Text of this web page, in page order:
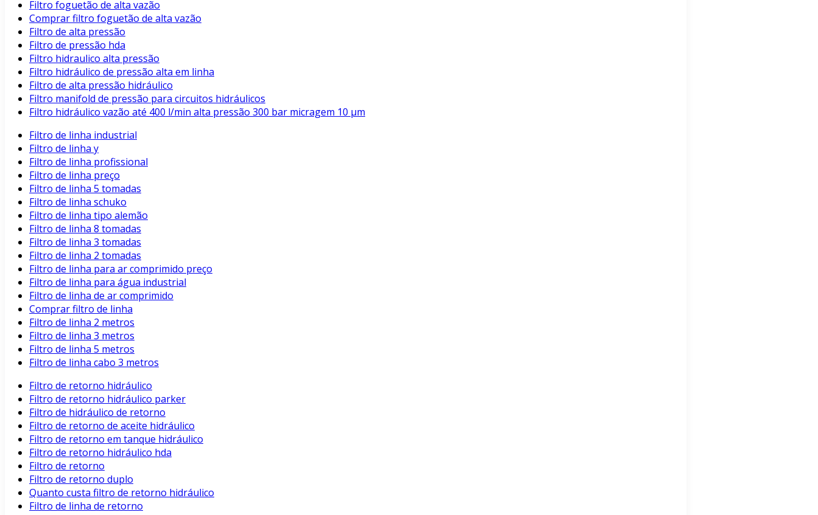
Filtro foguetão de alta vazão
Comprar filtro foguetão de alta vazão
Filtro de alta pressão
Filtro de pressão hda
Filtro hidraulico alta pressão
Filtro hidráulico de pressão alta em linha
Filtro de alta pressão hidráulico
Filtro manifold de pressão para circuitos hidráulicos
Filtro hidráulico vazão até 400 l/min alta pressão 300 bar micragem 10 μm
Filtro de linha industrial
Filtro de linha y
Filtro de linha profissional
Filtro de linha preço
Filtro de linha 5 tomadas
Filtro de linha schuko
Filtro de linha tipo alemão
Filtro de linha 8 tomadas
Filtro de linha 3 tomadas
Filtro de linha 2 tomadas
Filtro de linha para ar comprimido preço
Filtro de linha para água industrial
Filtro de linha de ar comprimido
Comprar filtro de linha
Filtro de linha 2 metros
Filtro de linha 3 metros
Filtro de linha 5 metros
Filtro de linha cabo 3 metros
Filtro de retorno hidráulico
Filtro de retorno hidráulico parker
Filtro de hidráulico de retorno
Filtro de retorno de aceite hidráulico
Filtro de retorno em tanque hidráulico
Filtro de retorno hidráulico hda
Filtro de retorno
Filtro de retorno duplo
Quanto custa filtro de retorno hidráulico
Filtro de linha de retorno